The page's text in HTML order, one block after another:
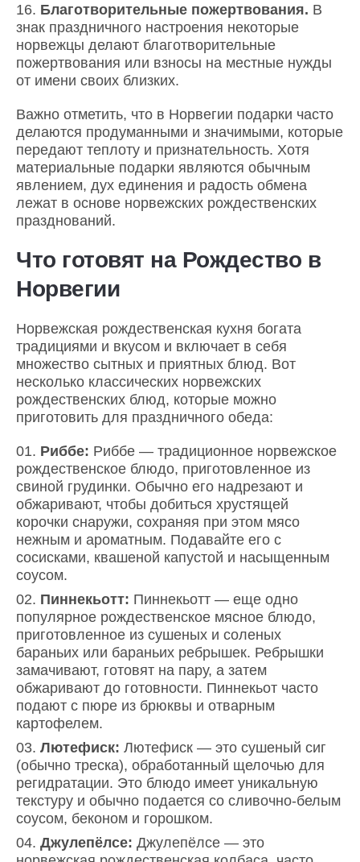
Благотворительные пожертвования. В
знак праздничного настроения некоторые
норвежцы делают благотворительные
пожертвования или взносы на местные нужды
от имени своих близких.
Важно отметить, что в Норвегии подарки часто
делаются продуманными и значимыми, которые
передают теплоту и признательность. Хотя
материальные подарки являются обычным
явлением, дух единения и радость обмена
лежат в основе норвежских рождественских
празднований.
Что готовят на Рождество в
Норвегии
Норвежская рождественская кухня богата
традициями и вкусом и включает в себя
множество сытных и приятных блюд. Вот
несколько классических норвежских
рождественских блюд, которые можно
приготовить для праздничного обеда:
Риббе: Риббе — традиционное норвежское
рождественское блюдо, приготовленное из
свиной грудинки. Обычно его надрезают и
обжаривают, чтобы добиться хрустящей
корочки снаружи, сохраняя при этом мясо
нежным и ароматным. Подавайте его с
сосисками, квашеной капустой и насыщенным
соусом.
Пиннекьотт: Пиннекьотт — еще одно
популярное рождественское мясное блюдо,
приготовленное из сушеных и соленых
бараньих или бараньих ребрышек. Ребрышки
замачивают, готовят на пару, а затем
обжаривают до готовности. Пиннекьот часто
подают с пюре из брюквы и отварным
картофелем.
Лютефиск: Лютефиск — это сушеный сиг
(обычно треска), обработанный щелочью для
регидратации. Это блюдо имеет уникальную
текстуру и обычно подается со сливочно-белым
соусом, беконом и горошком.
Джулепёлсе: Джулепёлсе — это